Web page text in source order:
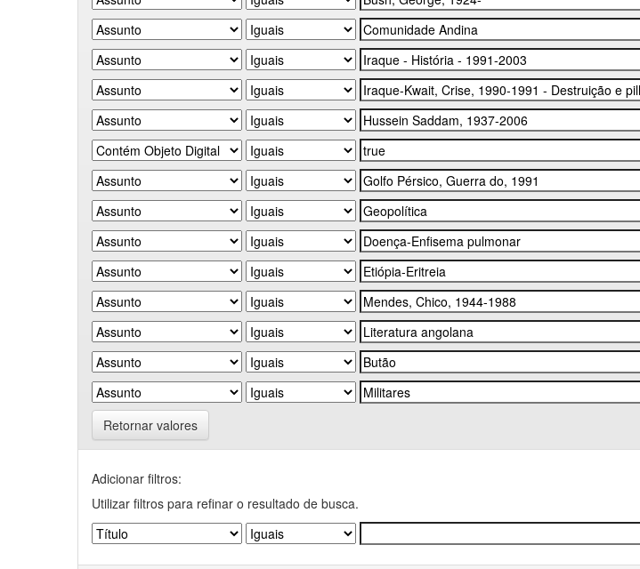
Retornar valores
Adicionar filtros:
Utilizar filtros para refinar o resultado de busca.